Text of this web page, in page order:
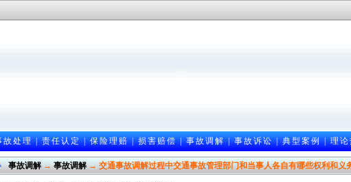
故处理|责任认定|保险理赔|损害赔偿|事故调解|事故诉讼|典型案例|理
事故调解→事故调解→ 交通事故调解过程中交通事故管理部门和当事人各自有哪些权利和义